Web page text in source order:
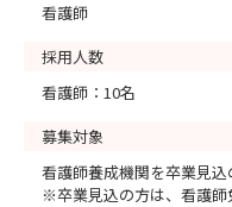
看護師
採用人数
看護師：10名
募集対象
看護師養成機関を卒業見
※卒業見込の方は、看護